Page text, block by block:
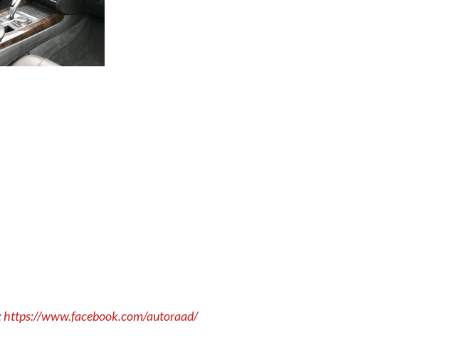
https://www.facebook.com/autoraad/